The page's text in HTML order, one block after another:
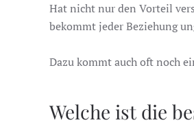
Hat nicht nur den Vorteil
bekommt jeder Beziehung
Dazu kommt auch oft noch
Welche ist die